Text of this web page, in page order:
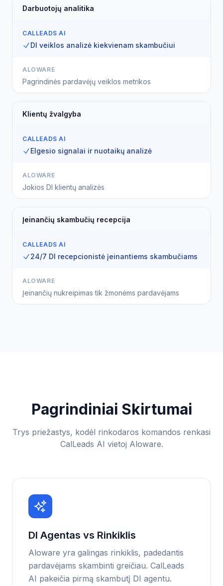
Darbuotojų analitika
CALLEADS AI
DI veiklos analizė kiekvienam skambučiui
ALOWARE
Pagrindinės pardavėjų veiklos metrikos
Klientų žvalgyba
CALLEADS AI
Elgesio signalai ir nuotaikų analizė
ALOWARE
Jokios DI klientų analizės
Įeinančių skambučių recepcija
CALLEADS AI
24/7 DI recepcionistė įeinantiems skambučiams
ALOWARE
Įeinančių nukreipimas tik žmonėms pardavėjams
Pagrindiniai Skirtumai
Trys priežastys, kodėl rinkodaros komandos renkasi
CalLeads AI vietoj Aloware.
DI Agentas vs Rinkiklis
Aloware yra galingas rinkiklis, padedantis
pardavėjams skambinti greičiau. CalLeads
AI pakeičia pirmą skambutį DI agentu.